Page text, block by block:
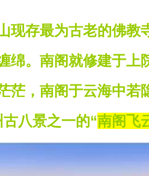
现存最为古老的佛
绵。南阁就修建于上
茫，南阁于云海中若
八景之一的“南阁飞